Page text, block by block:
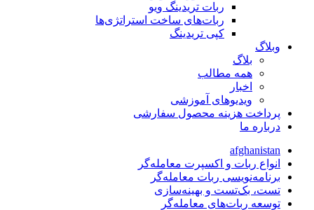
ربات تریدینگ ویو
ربات‌های ساخت استراتژی‌ها
کپی تریدینگ
وبلاگ
بلاگ
همه مطالب
اخبار
ویدیوهای آموزشی
پرداخت هزینه محصول سفارشی
درباره ما
afghanistan
انواع ربات و اکسپرت معامله‌گر
برنامه‌نویسی ربات معامله‌گر
تست، بک‌تست و بهینه‌سازی
توسعه ربات‌های معامله‌گر